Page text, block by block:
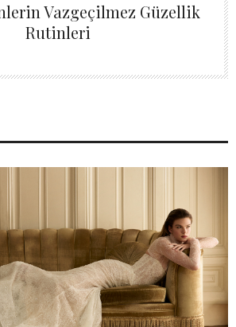
Vazgeçilmez Güzellik
Rutinleri